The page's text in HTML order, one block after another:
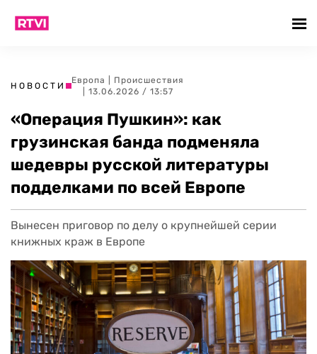
НОВОСТИ
Европа
Происшествия
| 13.06.2026 / 13:57
«Операция Пушкин»: как
грузинская банда подменяла
шедевры русской литературы
подделками по всей Европе
Вынесен приговор по делу о крупнейшей серии
книжных краж в Европе